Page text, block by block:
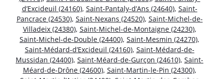
d’Excideuil (24160), Saint-Pantaly-d’Ans (24640), Saint-
Pancrace (24530), Saint-Nexans (24520), Saint-Michel-de-
Villadeix (24380), Saint-Michel-de-Montaigne (24230),
Saint-Michel-de-Double (24400), Saint-Mesmin (24270),
Saint-Médard-d’Excideuil (24160), Saint-Médard-de-
Mussidan (24400), Saint-Méard-de-Gurçon (24610), Saint-
Méard-de-Drône (24600), Saint-Martin-le-Pin (24300),